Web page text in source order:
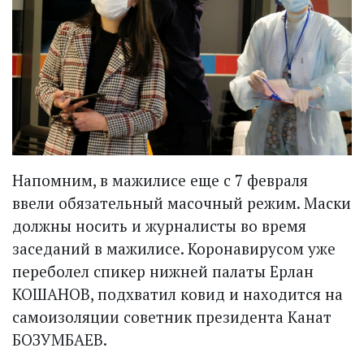
Напомним, в мажилисе еще с 7 февраля
ввели обязательный масочный режим. Маски
должны носить и журналисты во время
заседаний в мажилисе. Коронавирусом уже
переболел спикер ниж­ней палаты Ерлан
КОШАНОВ, подхватил ковид и находится на
самоизоляции советник президента Канат
БОЗУМБАЕВ.